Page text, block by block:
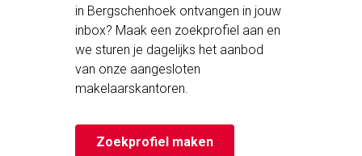
in Bergschenhoek ontvangen in jouw
inbox? Maak een zoekprofiel aan en
we sturen je dagelijks het aanbod
van onze aangesloten
makelaarskantoren.
Zoekprofiel maken